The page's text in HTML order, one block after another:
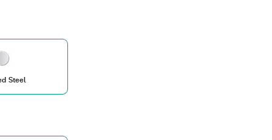
Steel